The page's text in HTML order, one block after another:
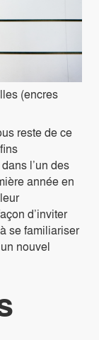
(encres
reste de ce
l’un des
année en
d’inviter
se familiariser
nouvel